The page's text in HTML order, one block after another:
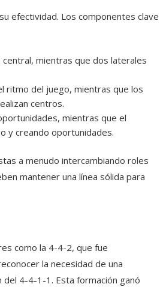
efectividad. Los componentes clave
mientras que dos laterales
ritmo del juego, mientras que los
centros.
mientras que el
y creando oportunidades.
a menudo intercambiando roles
mantener una línea sólida para
como la 4-4-2, que fue
la necesidad de una
4-4-1-1. Esta formación ganó